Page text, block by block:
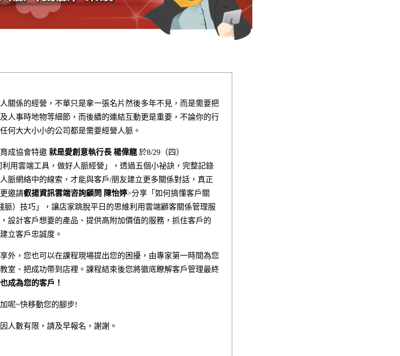
關係的經營，不單只是拿一張名片然後多年不見，而是需要把
人事時地物等細節，而後續的連結互動更是重要，不論你的行
何大大小小的公司都是需要經營人脈。
成協會特邀 就是愛創意執行長 楊偉龍於8/29（四）
利用雲端工具，做好人脈經營」，透過五個小祕訣，完整記錄
脈網絡中的線索，才能與客戶/朋友建立更多關係對話，真正
邀請叡揚資訊雲端咨詢顧問 陳怡婷>分享「如何搞懂客戶關
脈）技巧」，讓店家跳脫平日的思維利用雲端顧客關係管理服
設計客戶想要的產品、提供高附加價值的服務，抓住客戶的
立客戶忠誠度。
外，您也可以在課程現場提出您的困擾，由專家第一時間為您
室、把成功帶到店裡。課程結束後您將徹底瞭解客戶管理最終
成為您的客戶！
呢~快移動您的腳步!
人數有限，請及早報名，謝謝。